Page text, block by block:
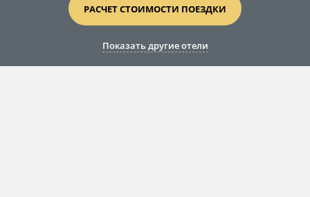
РАСЧЕТ СТОИМОСТИ ПОЕЗДКИ
Показать другие отели